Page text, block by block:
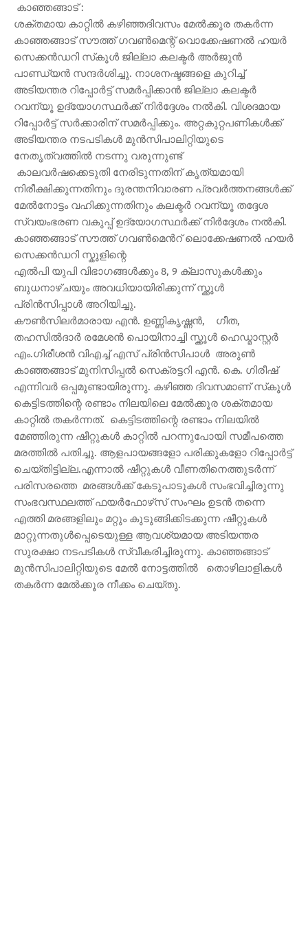
കാഞ്ഞങ്ങാട് :
ശക്തമായ കാറ്റില്‍ കഴിഞ്ഞദിവസം മേല്‍ക്കൂര തകര്‍ന്ന
കാഞ്ഞങ്ങാട് സൗത്ത് ഗവണ്‍മെന്റ് വൊക്കേഷണല്‍ ഹയര്‍
സെക്കന്‍ഡറി സ്‌കൂള്‍ ജില്ലാ കലക്ടര്‍ അര്‍ജുന്‍
പാണ്ഡ്യന്‍ സന്ദര്‍ശിച്ചു. നാശനഷ്ടങ്ങളെ കുറിച്ച്
അടിയന്തര റിപ്പോർട്ട് സമർപ്പിക്കാൻ ജില്ലാ കലക്ടർ
റവന്യൂ ഉദ്യോഗസ്ഥർക്ക് നിർദ്ദേശം നൽകി. വിശദമായ
റിപ്പോർട്ട് സർക്കാരിന് സമർപ്പിക്കും. അറ്റകുറ്റപണികൾക്ക്
അടിയന്തര നടപടികൾ മുൻസിപാലിറ്റിയുടെ
നേതൃത്വത്തിൽ നടന്നു വരുന്നുണ്ട്
കാലവർഷക്കെടുതി നേരിടുന്നതിന് കൃത്യമായി
നിരീക്ഷിക്കുന്നതിനും ദുരന്തനിവാരണ പ്രവർത്തനങ്ങൾക്ക്
മേൽനോട്ടം വഹിക്കുന്നതിനും കലക്ടർ റവന്യൂ തദ്ദേശ
സ്വയംഭരണ വകുപ്പ് ഉദ്യോഗസ്ഥർക്ക് നിർദ്ദേശം നൽകി.
കാഞ്ഞങ്ങാട് സൗത്ത് ഗവൺമെൻറ് ലൊക്കേഷണൽ ഹയർ
സെക്കൻഡറി സ്കൂളിന്റെ
എൽപി യുപി വിഭാഗങ്ങൾക്കും 8, 9 ക്ലാസുകൾക്കും
ബുധനാഴ്ചയും അവധിയായിരിക്കുന്ന് സ്ക്കൂൾ
പ്രിൻസിപ്പാൾ അറിയിച്ചു.
കൗൺസിലർമാരായ എൻ. ഉണ്ണികൃഷ്ണൻ, ഗീത,
തഹസിൽദാർ രമേശൻ പൊയിനാച്ചി സ്ക്കൂൾ ഹെഡ്മാസ്റ്റർ
എം.ഗിരീശൻ വിഎച്ച് എസ് പ്രിൻസിപാൾ അരുൺ
കാഞ്ഞങ്ങാട് മുനിസിപ്പല്‍ സെക്രട്ടറി എൻ. കെ. ഗിരീഷ്
എന്നിവര്‍ ഒപ്പമുണ്ടായിരുന്നു. കഴിഞ്ഞ ദിവസമാണ് സ്‌കൂള്‍
കെട്ടിടത്തിന്റെ രണ്ടാം നിലയിലെ മേല്‍ക്കൂര ശക്തമായ
കാറ്റില്‍ തകര്‍ന്നത്. കെട്ടിടത്തിന്റെ രണ്ടാം നിലയില്‍
മേഞ്ഞിരുന്ന ഷീറ്റുകള്‍ കാറ്റില്‍ പറന്നുപോയി സമീപത്തെ
മരത്തില്‍ പതിച്ചു. ആളപായങ്ങളോ പരിക്കുകളോ റിപ്പോര്‍ട്ട്
ചെയ്തിട്ടില്ല.എന്നാല്‍ ഷീറ്റുകള്‍ വീണതിനെത്തുടര്‍ന്ന്
പരിസരത്തെ മരങ്ങള്‍ക്ക് കേടുപാടുകള്‍ സംഭവിച്ചിരുന്നു
സംഭവസ്ഥലത്ത് ഫയര്‍ഫോഴ്‌സ് സംഘം ഉടന്‍ തന്നെ
എത്തി മരങ്ങളിലും മറ്റും കുടുങ്ങിക്കിടക്കുന്ന ഷീറ്റുകള്‍
മാറ്റുന്നതുള്‍പ്പെടെയുള്ള ആവശ്യമായ അടിയന്തര
സുരക്ഷാ നടപടികള്‍ സ്വീകരിച്ചിരുന്നു. കാഞ്ഞങ്ങാട്
മുൻസിപാലിറ്റിയുടെ മേൽ നോട്ടത്തിൽ തൊഴിലാളികൾ
തകർന്ന മേൽക്കൂര നീക്കം ചെയ്തു.